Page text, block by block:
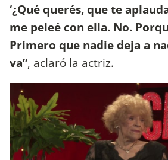
‘¿Qué querés, que te
me peleé con ella. No.
Primero que nadie deja a
va”, aclaró la actriz.